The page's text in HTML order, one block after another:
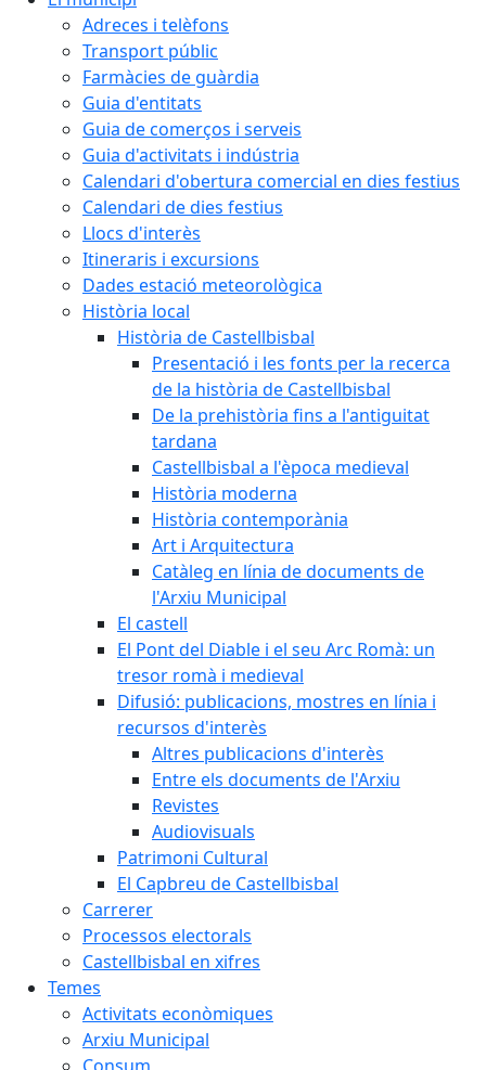
Adreces i telèfons
Transport públic
Farmàcies de guàrdia
Guia d'entitats
Guia de comerços i serveis
Guia d'activitats i indústria
Calendari d'obertura comercial en dies festius
Calendari de dies festius
Llocs d'interès
Itineraris i excursions
Dades estació meteorològica
Història local
Història de Castellbisbal
Presentació i les fonts per la recerca
de la història de Castellbisbal
De la prehistòria fins a l'antiguitat
tardana
Castellbisbal a l'època medieval
Història moderna
Història contemporània
Art i Arquitectura
Catàleg en línia de documents de
l'Arxiu Municipal
El castell
El Pont del Diable i el seu Arc Romà: un
tresor romà i medieval
Difusió: publicacions, mostres en línia i
recursos d'interès
Altres publicacions d'interès
Entre els documents de l'Arxiu
Revistes
Audiovisuals
Patrimoni Cultural
El Capbreu de Castellbisbal
Carrerer
Processos electorals
Castellbisbal en xifres
Temes
Activitats econòmiques
Arxiu Municipal